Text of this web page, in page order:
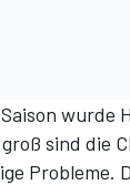
wurde
sind die
Probleme.